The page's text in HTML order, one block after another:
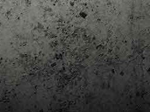
Le Journal de Spirou, publicada per
de les grans icones de l’escola de
‘Somnis entre la boira’ de
a Blanes el 1948, Joan Junceda és